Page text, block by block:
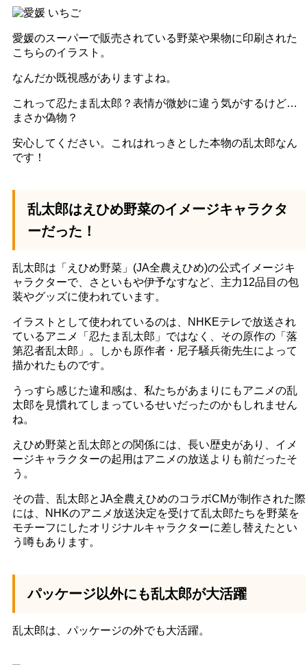
愛媛のスーパーで販売されている野菜や果物に印刷された
こちらのイラスト。
なんだか既視感がありますよね。
これって忍たま乱太郎？表情が微妙に違う気がするけど…
まさか偽物？
安心してください。これはれっきとした本物の乱太郎なん
です！
乱太郎はえひめ野菜のイメージキャラクタ
ーだった！
乱太郎は「えひめ野菜」(JA全農えひめ)の公式イメージキ
ャラクターで、さといもや伊予なすなど、主力12品目の包
装やグッズに使われています。
イラストとして使われているのは、NHKEテレで放送され
ているアニメ「忍たま乱太郎」ではなく、その原作の「落
第忍者乱太郎」。しかも原作者・尼子騒兵衛先生によって
描かれたものです。
うっすら感じた違和感は、私たちがあまりにもアニメの乱
太郎を見慣れてしまっているせいだったのかもしれません
ね。
えひめ野菜と乱太郎との関係には、長い歴史があり、イメ
ージキャラクターの起用はアニメの放送よりも前だったそ
う。
その昔、乱太郎とJA全農えひめのコラボCMが制作された際
には、NHKのアニメ放送決定を受けて乱太郎たちを野菜を
モチーフにしたオリジナルキャラクターに差し替えたとい
う噂もあります。
パッケージ以外にも乱太郎が大活躍
乱太郎は、パッケージの外でも大活躍。